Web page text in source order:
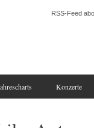
RSS-Feed
Konzerte